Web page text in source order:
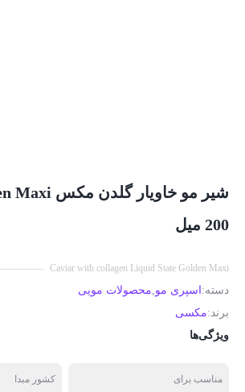
200 میل
Caviar with collagen Liquid State Golden Maxi
دسته: اسپری مو محصولات مویی
برند:مکسی
ویژگی‌ها
مناسب برای کشور مبدا